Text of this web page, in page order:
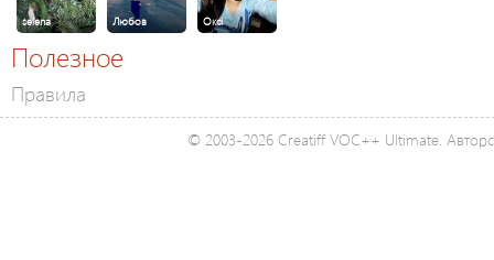
selena Любов Оксі
Полезное
Правила
© 2003-2026 Creatiff VOC++ Ultimate.